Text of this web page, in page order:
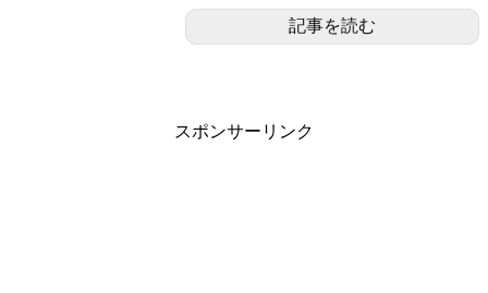
記事を読む
スポンサーリンク